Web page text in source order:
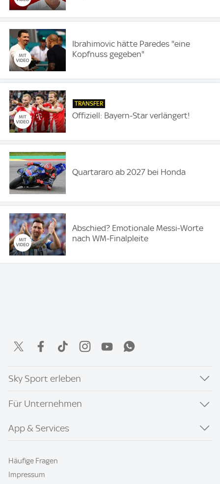
Ibrahimovic hätte Paredes "eine
Kopfnuss gegeben"
TRANSFER
Offiziell: Bayern-Star verlängert!
Quartararo ab 2027 bei Honda
Abschied? Emotionale Messi-Worte
nach WM-Finalpleite
Sky Sport erleben
Für Unternehmen
App & Services
Häufige Fragen
Impressum